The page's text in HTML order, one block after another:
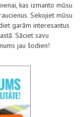
kas izmanto mūsu
Sekojiet mūsu
garām interesantus
Sāciet savu
jau šodien!